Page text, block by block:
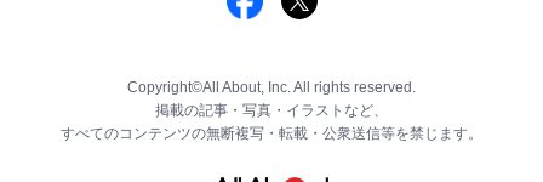
Copyright©All About, Inc. All rights reserved.
掲載の記事・写真・イラストなど、
すべてのコンテンツの無断複写・転載・公衆送信等を禁じます。